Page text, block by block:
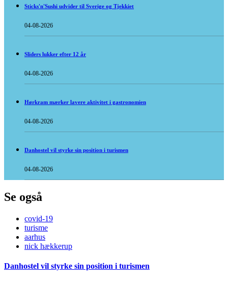
Sticks'n'Sushi udvider til Sverige og Tjekkiet
04-08-2026
Sliders lukker efter 12 år
04-08-2026
Hørkram mærker lavere aktivitet i gastronomien
04-08-2026
Danhostel vil styrke sin position i turismen
04-08-2026
Se også
covid-19
turisme
aarhus
nick hækkerup
Danhostel vil styrke sin position i turismen